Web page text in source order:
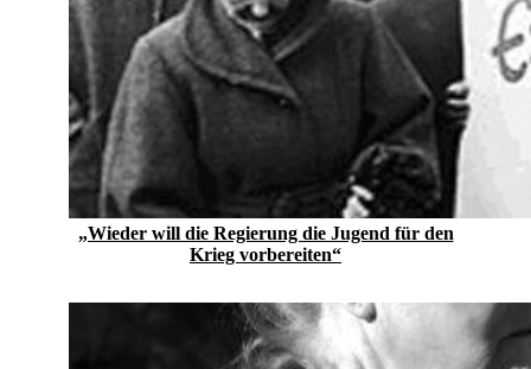
„Wieder will die Regierung die Jugend für den
Krieg vorbereiten“